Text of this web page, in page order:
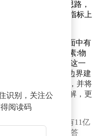
创新的“边界建模”思路，
性能，甚至在多项指标上
。
物体”，即回答画面中有
交互时最关键的要素:物
巧妙地扭转了这一
号。通过引入掩码边界建
最丰富的边界区域，并将
模型学会了语义理解，更
。
模型ViT-g/16仅拥有11亿
任务中交出了最优答
识别，关注公
阅读码